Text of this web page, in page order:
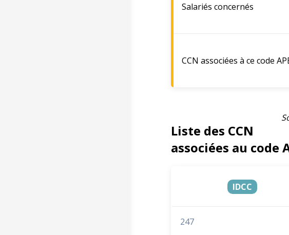
Salariés concernés
CCN associées à ce code
Liste des CCN
associées au code
IDCC
247